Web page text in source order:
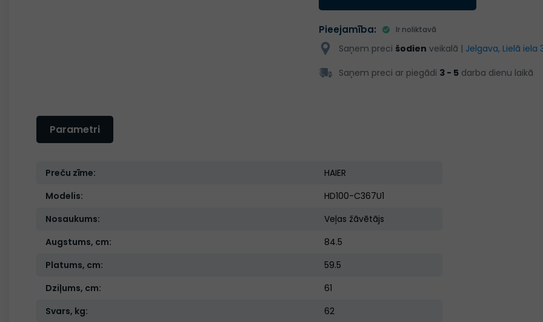
Pieejamība: Ir noliktavā
Saņem preci šodien veikalā | Jelgava, Lielā iela
Saņem preci ar piegādi 3 - 5 darba dienu laikā
Parametri
Preču zīme:
HAIER
Modelis:
HD100-C367U1
Nosaukums:
Veļas žāvētājs
Augstums, cm:
84.5
Platums, cm:
59.5
Dziļums, cm:
61
Svars, kg:
62